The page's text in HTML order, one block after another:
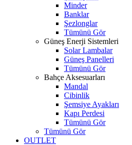
Minder
Banklar
Şezlonglar
Tümünü Gör
Güneş Enerji Sistemleri
Solar Lambalar
Güneş Panelleri
Tümünü Gör
Bahçe Aksesuarları
Mandal
Cibinlik
Şemsiye Ayakları
Kapı Perdesi
Tümünü Gör
Tümünü Gör
OUTLET